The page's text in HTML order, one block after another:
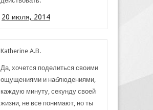
20 июля, 2014
Katherine A.B.
Да, хочется поделиться своими
ощущениями и наблюдениями,
каждую минуту, секунду своей
жизни, не все понимают, но ты